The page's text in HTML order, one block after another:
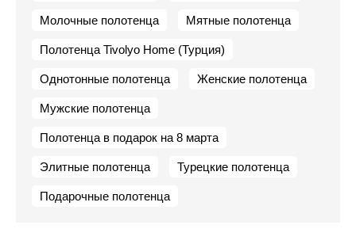
Молочные полотенца Мятные полотенца
Полотенца Tivolyo Home (Турция)
Однотонные полотенца Женские полотенца
Мужские полотенца
Полотенца в подарок на 8 марта
Элитные полотенца Турецкие полотенца
Подарочные полотенца